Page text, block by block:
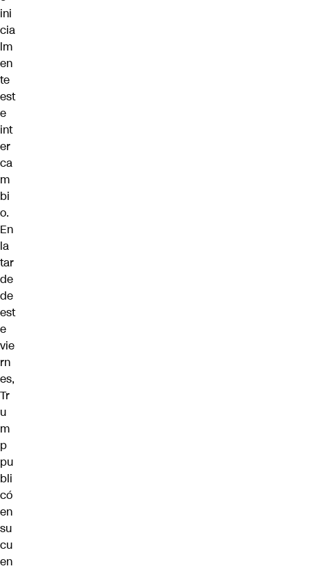
ini
cia
lm
en
te
est
e
int
er
ca
m
bi
o.
En
la
tar
de
de
est
e
vie
rn
es,
Tr
u
m
p
pu
bli
có
en
su
cu
en